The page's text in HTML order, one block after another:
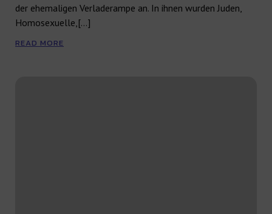
der ehemaligen Verladerampe an. In ihnen wurden Juden,
Homosexuelle,[…]
READ MORE